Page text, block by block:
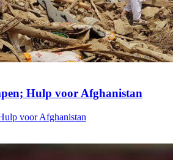
Hulp voor Afghanistan
voor Afghanistan